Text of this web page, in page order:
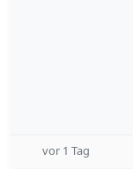
vor 1 Tag